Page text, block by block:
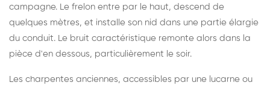
campagne. Le frelon entre par le haut, descend de
quelques mètres, et installe son nid dans une partie élargie
du conduit. Le bruit caractéristique remonte alors dans la
pièce d'en dessous, particulièrement le soir.
Les charpentes anciennes, accessibles par une lucarne ou